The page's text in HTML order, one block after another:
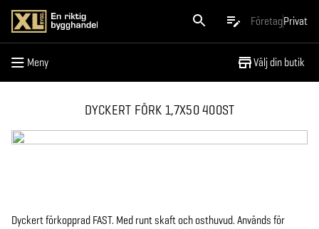
FöretagPrivat
Meny Välj din butik
Meny
DYCKERT FÖRK 1,7X50 400ST
Dyckert förkopprad FAST. Med runt skaft och osthuvud. Används för